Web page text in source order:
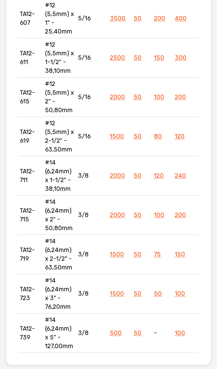
TA12-
607
#12
(5,5mm) x
1" -
25,40mm
5/16 3500 50 200 400
TA12-
611
#12
(5,5mm) x
1-1/2" -
38,10mm
5/16 2500 50 150 300
TA12-
615
#12
(5,5mm) x
2" -
50,80mm
5/16 2000 50 100 200
TA12-
619
#12
(5,5mm) x
2-1/2" -
63,50mm
5/16 1500 50 80 120
TA12-
711
#14
(6,24mm)
x 1-1/2" -
38,10mm
3/8 2000 50 120 240
TA12-
715
#14
(6,24mm)
x 2" -
50,80mm
3/8 2000 50 100 200
TA12-
719
#14
(6,24mm)
x 2-1/2" -
63,50mm
3/8 1500 50 75 150
TA12-
723
#14
(6,24mm)
x 3" -
76,20mm
3/8 1500 50 50 100
TA12-
739
#14
(6,24mm)
x 5" -
127,00mm
3/8 500 50 - 100